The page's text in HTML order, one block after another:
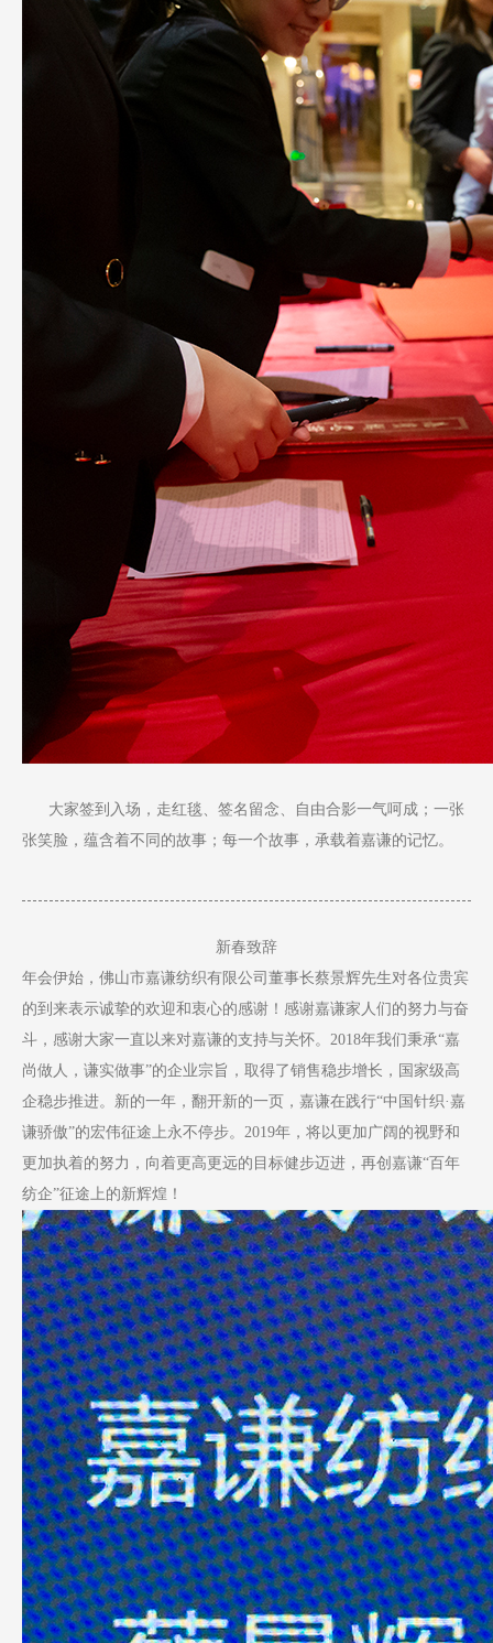
大家签到入场，走红毯、签名留念、自由合影一气呵成；一张
张笑脸，蕴含着不同的故事；每一个故事，承载着嘉谦的记忆。
新春致辞
年会伊始，佛山市嘉谦纺织有限公司董事长蔡景辉先生对各位贵宾
的到来表示诚挚的欢迎和衷心的感谢！感谢嘉谦家人们的努力与奋
斗，感谢大家一直以来对嘉谦的支持与关怀。2018年我们秉承“嘉
尚做人，谦实做事”的企业宗旨，取得了销售稳步增长，国家级高
企稳步推进。新的一年，翻开新的一页，嘉谦在践行“中国针织·嘉
谦骄傲”的宏伟征途上永不停步。2019年，将以更加广阔的视野和
更加执着的努力，向着更高更远的目标健步迈进，再创嘉谦“百年
纺企”征途上的新辉煌！